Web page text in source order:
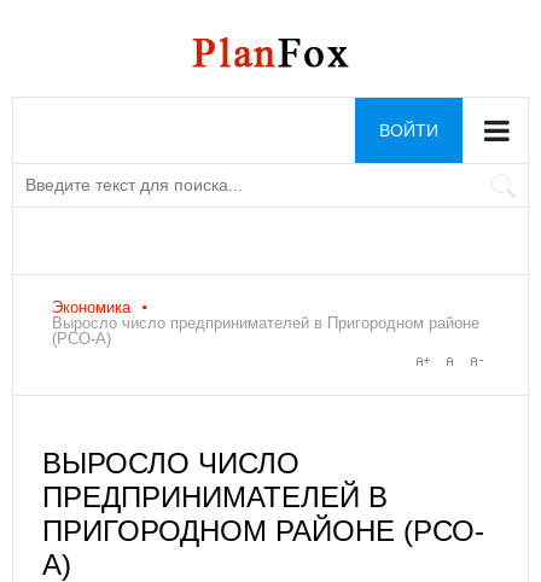
ВОЙТИ
Экономика
Выросло число предпринимателей в Пригородном районе
(РСО-А)
ВЫРОСЛО ЧИСЛО
ПРЕДПРИНИМАТЕЛЕЙ В
ПРИГОРОДНОМ РАЙОНЕ (РСО-
А)